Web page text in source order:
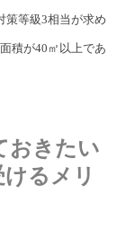
策等級3相当が求め
積が40㎡以上であ
おきたい
るメリ